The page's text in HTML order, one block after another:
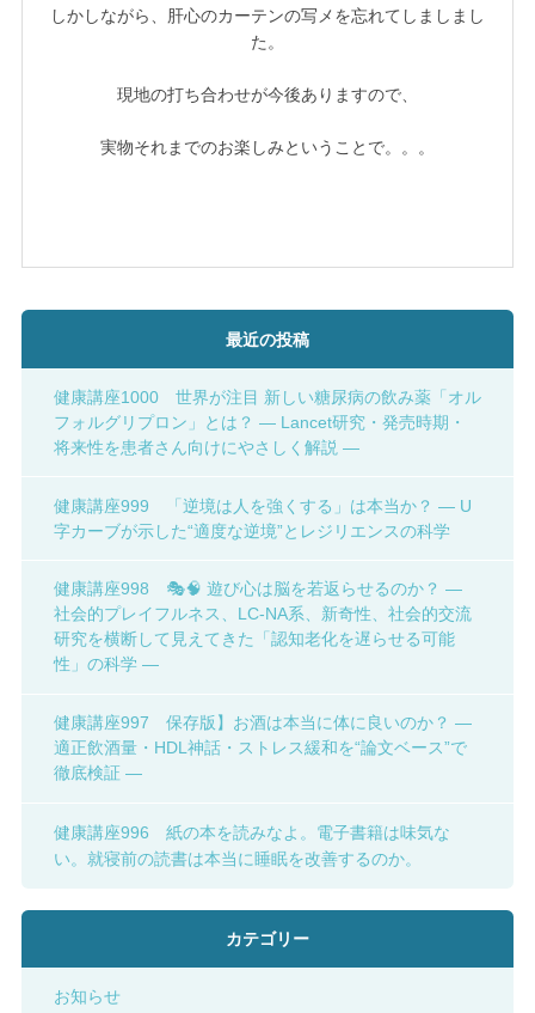
しかしながら、肝心のカーテンの写メを忘れてしましまし
た。
現地の打ち合わせが今後ありますので、
実物それまでのお楽しみということで。。。
最近の投稿
健康講座1000 世界が注目 新しい糖尿病の飲み薬「オル
フォルグリプロン」とは？ ― Lancet研究・発売時期・
将来性を患者さん向けにやさしく解説 ―
健康講座999 「逆境は人を強くする」は本当か？ ― U
字カーブが示した“適度な逆境”とレジリエンスの科学
健康講座998 🎭🧠 遊び心は脳を若返らせるのか？ ―
社会的プレイフルネス、LC-NA系、新奇性、社会的交流
研究を横断して見えてきた「認知老化を遅らせる可能
性」の科学 ―
健康講座997 保存版】お酒は本当に体に良いのか？ ―
適正飲酒量・HDL神話・ストレス緩和を“論文ベース”で
徹底検証 ―
健康講座996 紙の本を読みなよ。電子書籍は味気な
い。就寝前の読書は本当に睡眠を改善するのか。
カテゴリー
お知らせ